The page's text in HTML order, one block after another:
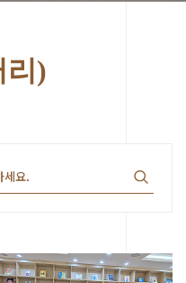
리)